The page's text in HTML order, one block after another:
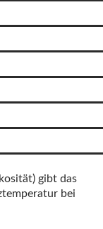
gibt das
bei